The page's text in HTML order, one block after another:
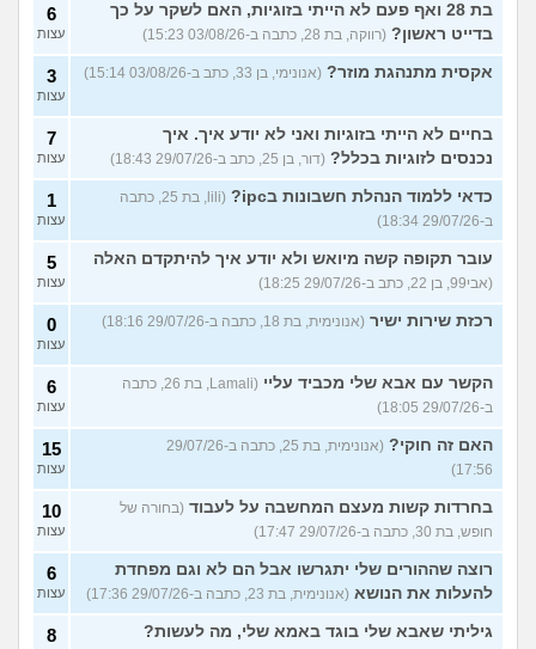
בת 28 ואף פעם לא הייתי בזוגיות, האם לשקר על כך
בדייט ראשון? (רווקה, בת 28, כתבה ב-03/08/26 15:23)
6
עצות
אקסית מתנהגת מוזר? (אנונימי, בן 33, כתב ב-03/08/26 15:14) 3
עצות
בחיים לא הייתי בזוגיות ואני לא יודע איך. איך
נכנסים לזוגיות בכלל? (דור, בן 25, כתב ב-29/07/26 18:43)
7
עצות
כדאי ללמוד הנהלת חשבונות בipc?
(lili, בת 25, כתבה
ב-29/07/26 18:34)
1
עצות
עובר תקופה קשה מיואש ולא יודע איך להיתקדם האלה
(אבי99, בן 22, כתב ב-29/07/26 18:25)
5
עצות
רכזת שירות ישיר (אנונימית, בת 18, כתבה ב-29/07/26 18:16) 0
עצות
הקשר עם אבא שלי מכביד עליי
(Lamali, בת 26, כתבה
ב-29/07/26 18:05)
6
עצות
האם זה חוקי?
(אנונימית, בת 25, כתבה ב-29/07/26
17:56)
15
עצות
בחרדות קשות מעצם המחשבה על לעבוד (בחורה של
חופש, בת 30, כתבה ב-29/07/26 17:47)
10
עצות
רוצה שההורים שלי יתגרשו אבל הם לא וגם מפחדת
להעלות את הנושא (אנונימית, בת 23, כתבה ב-29/07/26 17:36)
6
עצות
גיליתי שאבא שלי בוגד באמא שלי, מה לעשות? 8